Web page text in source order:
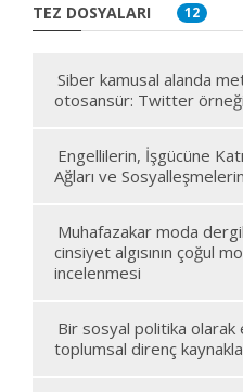
TEZ DOSYALARI 12
Siber kamusal alanda
otosansür: Twitter örneği
Engellilerin, İşgücüne
Ağları ve
Muhafazakar moda
cinsiyet algısının çoğul
incelenmesi
Bir sosyal politika
toplumsal direnç